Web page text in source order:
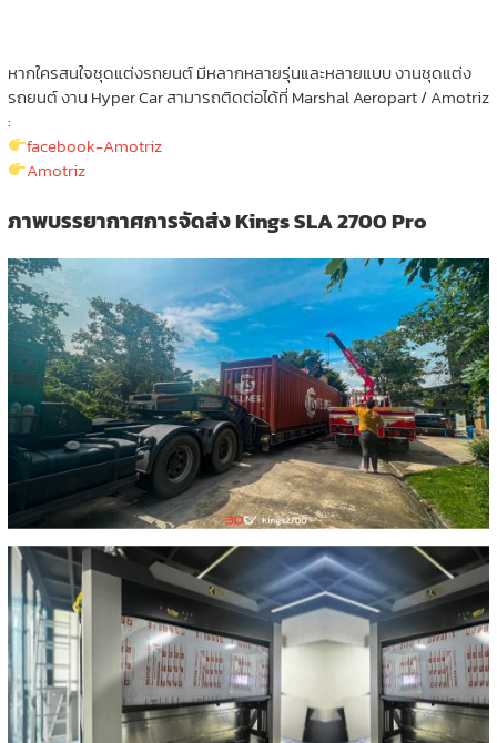
หากใครสนใจชุดแต่งรถยนต์ มีหลากหลายรุ่นและหลายแบบ งานชุดแต่ง
รถยนต์ งาน Hyper Car สามารถติดต่อได้ที่ Marshal Aeropart / Amotriz
:
facebook-Amotriz
Amotriz
ภาพบรรยากาศการจัดส่ง Kings SLA 2700 Pro